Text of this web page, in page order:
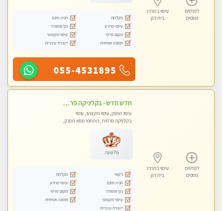
לפרטים
נוספים
עיסוי במרכז
בית דגן
מקלחת
חניה חינם
עיסוי מרגיע
נקי ומסודר
מקום פרטי
עיסוי מקצועי
תמונה אמיתית
דוברת עיברית
055-4531895
לפרטים
נוספים
עיסוי במרכז
בית דגן
חדש חדש - בקליניקה פרטית בבת ים עיסוי לחידוש אנרגיות עיסוי מקצועי מומלץ מאוד ללא מין !!
עיסוי מפנק, עיסוי מקצועי, עיסוי
בקלניקה פרטית, מתחמי ספא מפנק,
פלטינה
ג'קוזי
מקלחת
חניה חינם
עיסוי מרגיע
נקי ומסודר
מקום פרטי
עיסוי מקצועי
תמונה אמיתית
דוברת עיברית